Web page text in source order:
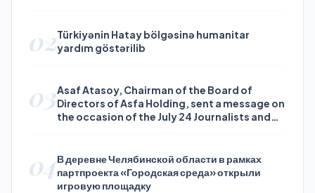
02Türkiyənin Hatay bölgəsinə humanitar
yardım göstərilib
03Asaf Atasoy, Chairman of the Board of
Directors of Asfa Holding, sent a message on
the occasion of the July 24 Journalists and
04В деревне Челябинской области в рамках
партпроекта «Городская среда» открыли
игровую площадку